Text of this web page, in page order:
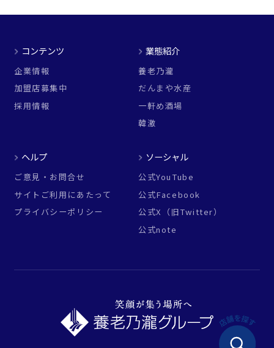
コンテンツ
企業情報
加盟店募集中
採用情報
業態紹介
養老乃瀧
だんまや水産
一軒め酒場
韓激
ヘルプ
ご意見・お問合せ
サイトご利用にあたって
プライバシーポリシー
ソーシャル
公式YouTube
公式Facebook
公式X（旧Twitter）
公式note